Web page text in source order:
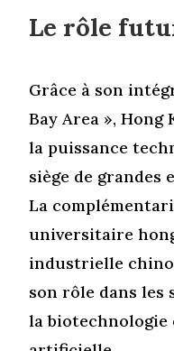
Le rôle
Grâce à son
Bay Area », Hong
la puissance
siège de grandes
La
universitaire
industrielle
son rôle dans les
la biotechnologie